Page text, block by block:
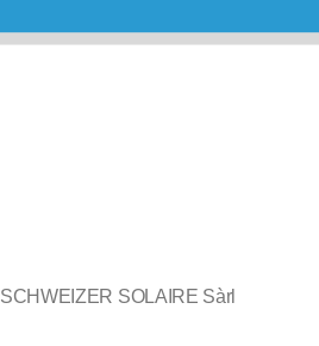
SCHWEIZER SOLAIRE Sàrl